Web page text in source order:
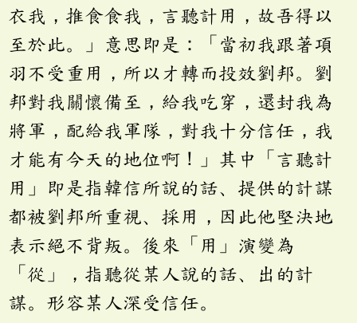
衣我，推食食我，言聽計用，故吾得以
至於此。」意思即是：「當初我跟著項
羽不受重用，所以才轉而投效劉邦。劉
邦對我關懷備至，給我吃穿，還封我為
將軍，配給我軍隊，對我十分信任，我
才能有今天的地位啊！」其中「言聽計
用」即是指韓信所說的話、提供的計謀
都被劉邦所重視、採用，因此他堅決地
表示絕不背叛。後來「用」演變為
「從」，指聽從某人說的話、出的計
謀。形容某人深受信任。